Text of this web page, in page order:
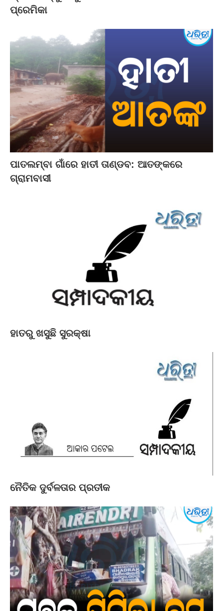
ପ୍ରେମିକା
ପାତଲମ୍ବା ଗାଁରେ ହାତୀ ତାଣ୍ଡବ: ଆତଙ୍କରେ
ଗ୍ରାମବାସୀ
ହାତରୁ ଖସୁଛି ସୁରକ୍ଷା
ନୈତିକ ଦୁର୍ବଳତାର ପ୍ରତୀକ